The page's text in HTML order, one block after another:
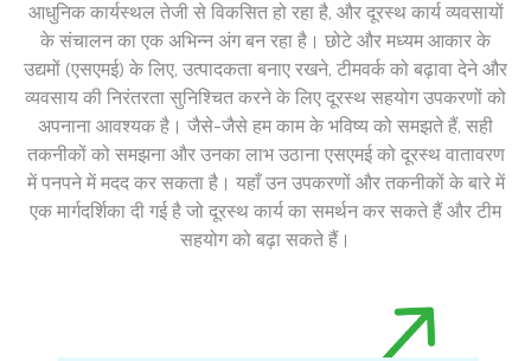
आधुनिक कार्यस्थल तेजी से विकसित हो रहा है, और दूरस्थ कार्य व्यवसायों
के संचालन का एक अभिन्न अंग बन रहा है। छोटे और मध्यम आकार के
उद्यमों (एसएमई) के लिए, उत्पादकता बनाए रखने, टीमवर्क को बढ़ावा देने और
व्यवसाय की निरंतरता सुनिश्चित करने के लिए दूरस्थ सहयोग उपकरणों को
अपनाना आवश्यक है। जैसे-जैसे हम काम के भविष्य को समझते हैं, सही
तकनीकों को समझना और उनका लाभ उठाना एसएमई को दूरस्थ वातावरण
में पनपने में मदद कर सकता है। यहाँ उन उपकरणों और तकनीकों के बारे में
एक मार्गदर्शिका दी गई है जो दूरस्थ कार्य का समर्थन कर सकते हैं और टीम
सहयोग को बढ़ा सकते हैं।